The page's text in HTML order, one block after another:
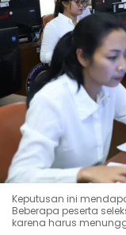
Keputusan ini
Beberapa peserta
karena harus